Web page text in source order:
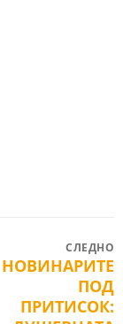
СЛЕДНО
НОВИНАРИТЕ
ПОД
ПРИТИСОК: